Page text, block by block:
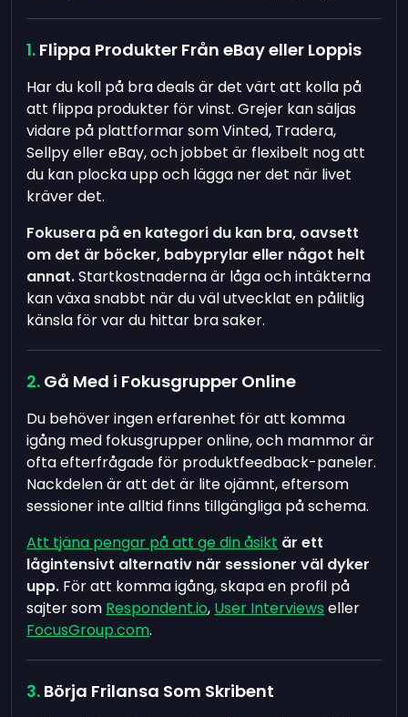
Flippa Produkter Från eBay eller Loppis
Har du koll på bra deals är det värt att kolla på
att flippa produkter för vinst. Grejer kan säljas
vidare på plattformar som Vinted, Tradera,
Sellpy eller eBay, och jobbet är flexibelt nog att
du kan plocka upp och lägga ner det när livet
kräver det.
Fokusera på en kategori du kan bra, oavsett
om det är böcker, babyprylar eller något helt
annat.Startkostnaderna är låga och intäkterna
kan växa snabbt när du väl utvecklat en pålitlig
känsla för var du hittar bra saker.
Gå Med i Fokusgrupper Online
Du behöver ingen erfarenhet för att komma
igång med fokusgrupper online, och mammor är
ofta efterfrågade för produktfeedback-paneler.
Nackdelen är att det är lite ojämnt, eftersom
sessioner inte alltid finns tillgängliga på schema.
Att tjäna pengar på att ge din åsikt är ett
lågintensivt alternativ när sessioner väl dyker
upp. För att komma igång, skapa en profil på
sajter som Respondent.io, User Interviews eller
FocusGroup.com.
Börja Frilansa Som Skribent